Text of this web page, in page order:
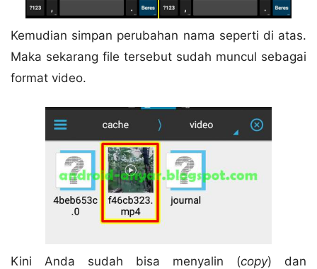
Kemudian simpan perubahan nama seperti di atas.
Maka sekarang file tersebut sudah muncul sebagai
format video.
Kini Anda sudah bisa menyalin (copy) dan